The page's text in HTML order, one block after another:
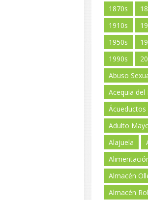
1870s
1910s
1950s
1990s
Abuso
Acequia del
Ácueductos
Adulto
Alajuela
Almacén
Almacén